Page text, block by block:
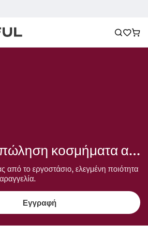
Χονδρική πώληση κοσμήματα αστερισμού
από το εργοστάσιο, ελεγμένη ποιότητα
Εγγραφή